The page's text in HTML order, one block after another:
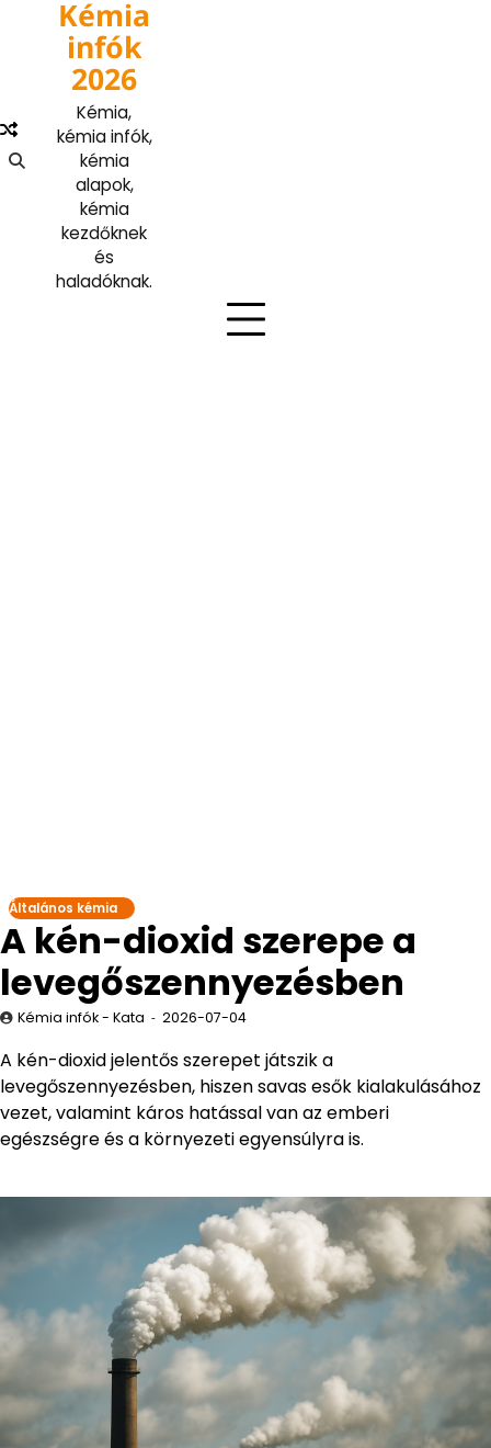
Kémia
infók
2026
Kémia,
kémia infók,
kémia
alapok,
kémia
kezdőknek
és
haladóknak.
Általános kémia
A kén-dioxid szerepe a
levegőszennyezésben
Kémia infók - Kata 2026-07-04
A kén-dioxid jelentős szerepet játszik a
levegőszennyezésben, hiszen savas esők kialakulásához
vezet, valamint káros hatással van az emberi
egészségre és a környezeti egyensúlyra is.